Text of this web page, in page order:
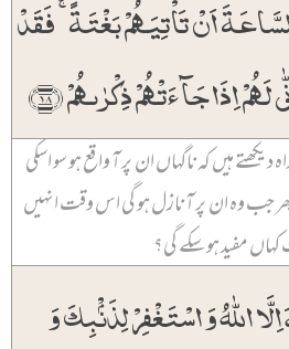
اَنۡ تَاۡتِیَہُمۡ بَغۡتَۃً ۚ فَقَدۡ
اِذَا جَآءَتۡہُمۡ ذِکۡرٰىہُمۡ ﴿۱۸﴾
ہیں کہ ناگہاں ان پر آ واقع ہو سو اسکی
جب وہ ان پر آ نازل ہو گی اس وقت انہیں
مفید ہو سکے گی؟
اللّٰہُ وَ اسۡتَغۡفِرۡ لِذَنۡۢبِکَ وَ